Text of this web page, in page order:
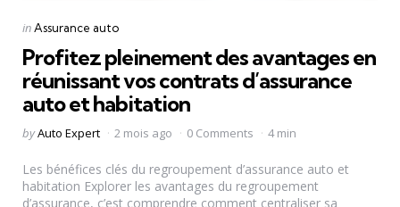
Categories
Posted
inAssurance auto
Profitez pleinement des avantages en
réunissant vos contrats d’assurance
auto et habitation
Posted
byAuto Expert 2 mois ago 0 Comments 4 min
Les bénéfices clés du regroupement d’assurance auto et
habitation Explorer les avantages du regroupement
d’assurance, c’est comprendre comment centraliser sa